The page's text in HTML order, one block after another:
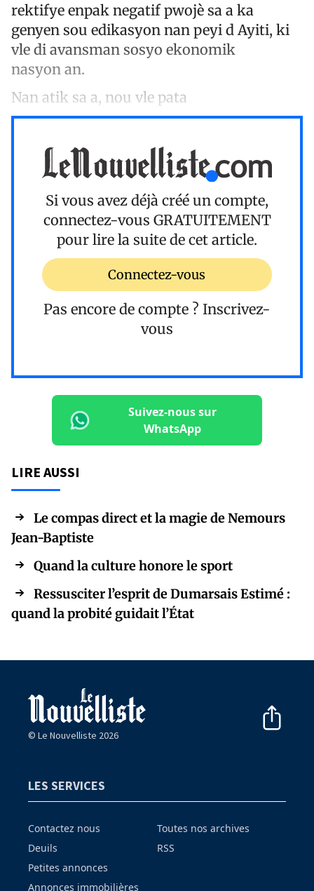
rektifye enpak negatif pwojè sa a ka
genyen sou edikasyon nan peyi d Ayiti, ki
vle di avansman sosyo ekonomik
nasyon an.
Nan atik sa a, nou vle pata
Si vous avez déjà créé un compte,
connectez-vous GRATUITEMENT
pour lire la suite de cet article.
Connectez-vous
Pas encore de compte ? Inscrivez-
vous
Suivez-nous sur
WhatsApp
LIRE AUSSI
Le compas direct et la magie de Nemours
Jean-Baptiste
Quand la culture honore le sport
Ressusciter l’esprit de Dumarsais Estimé :
quand la probité guidait l’État
© Le Nouvelliste 2026
LES SERVICES
Contactez nous
Deuils
Petites annonces
Annonces immobilières
Toutes nos archives
RSS